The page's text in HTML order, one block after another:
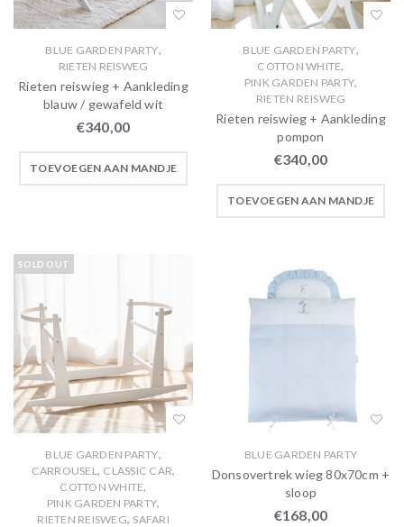
BLUE GARDEN PARTY,
RIETEN REISWEG
Rieten reiswieg + Aankleding
blauw / gewafeld wit
€340,00
TOEVOEGEN AAN MANDJE
BLUE GARDEN PARTY,
COTTON WHITE,
PINK GARDEN PARTY,
RIETEN REISWEG
Rieten reiswieg + Aankleding
pompon
€340,00
TOEVOEGEN AAN MANDJE
SOLD OUT
BLUE GARDEN PARTY,
CARROUSEL, CLASSIC CAR,
COTTON WHITE,
PINK GARDEN PARTY,
RIETEN REISWEG, SAFARI
BLUE GARDEN PARTY
Donsovertrek wieg 80x70cm +
sloop
€168,00